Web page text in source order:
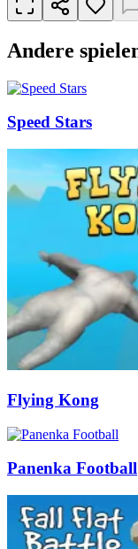
Andere
Speed Stars
Flying Kong
Panenka Football